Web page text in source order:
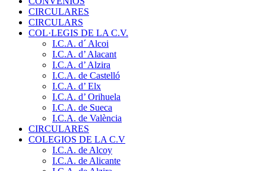
CIRCULARES
CIRCULARS
COL·LEGIS DE LA C.V.
I.C.A. d´ Alcoi
I.C.A. d’ Alacant
I.C.A. d’ Alzira
I.C.A. de Castelló
I.C.A. d’ Elx
I.C.A. d’ Orihuela
I.C.A. de Sueca
I.C.A. de València
CIRCULARES
COLEGIOS DE LA C.V
I.C.A. de Alcoy
I.C.A. de Alicante